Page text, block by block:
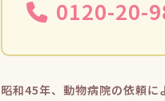
0120-20-
昭和45年、動物病院の依頼